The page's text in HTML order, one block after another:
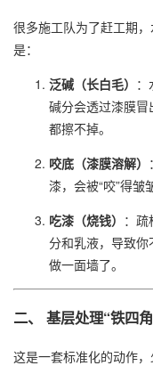
很多施工队为了赶工期
是：
泛碱（长白毛）
碱分会透过漆膜
都擦不掉。
咬底（漆膜溶解）
漆，会被“咬”得皱
吃漆（烧钱） ：
分和乳液，导致
做一面墙了。
二、 基层处理“铁四
这是一套标准化的动作，